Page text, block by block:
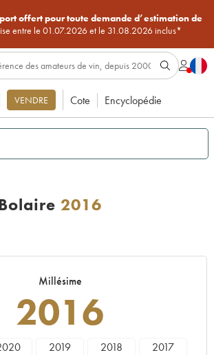
offert pour toute demande d’estimation de
entre le 01.07.2026 et le 31.08.2026 inclus*
VENDRE Cote Encyclopédie
2016
Millésime
2016
2019 2018
2017